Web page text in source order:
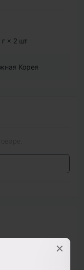
×
г × 2 шт
Корея
ближайшее время.